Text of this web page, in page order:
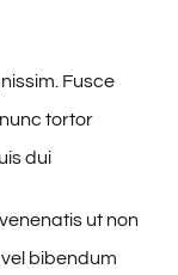
Fusce
tortor
dui
ut non
bibendum